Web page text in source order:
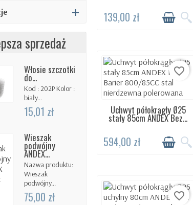
sprzedaż
Włosie szczotki
do...
Kod : 202P Kolor :
biały...
15,01 zł
Wieszak
podwójny
ANDEX...
Nazwa produktu:
Wieszak
podwójny...
75,00 zł
139,00 zł
DOSTĘPNY 24H
favorite_border
Uchwyt półokrągły Ø25
stały 85cm ANDEX Bez...
594,00 zł
favorite_border